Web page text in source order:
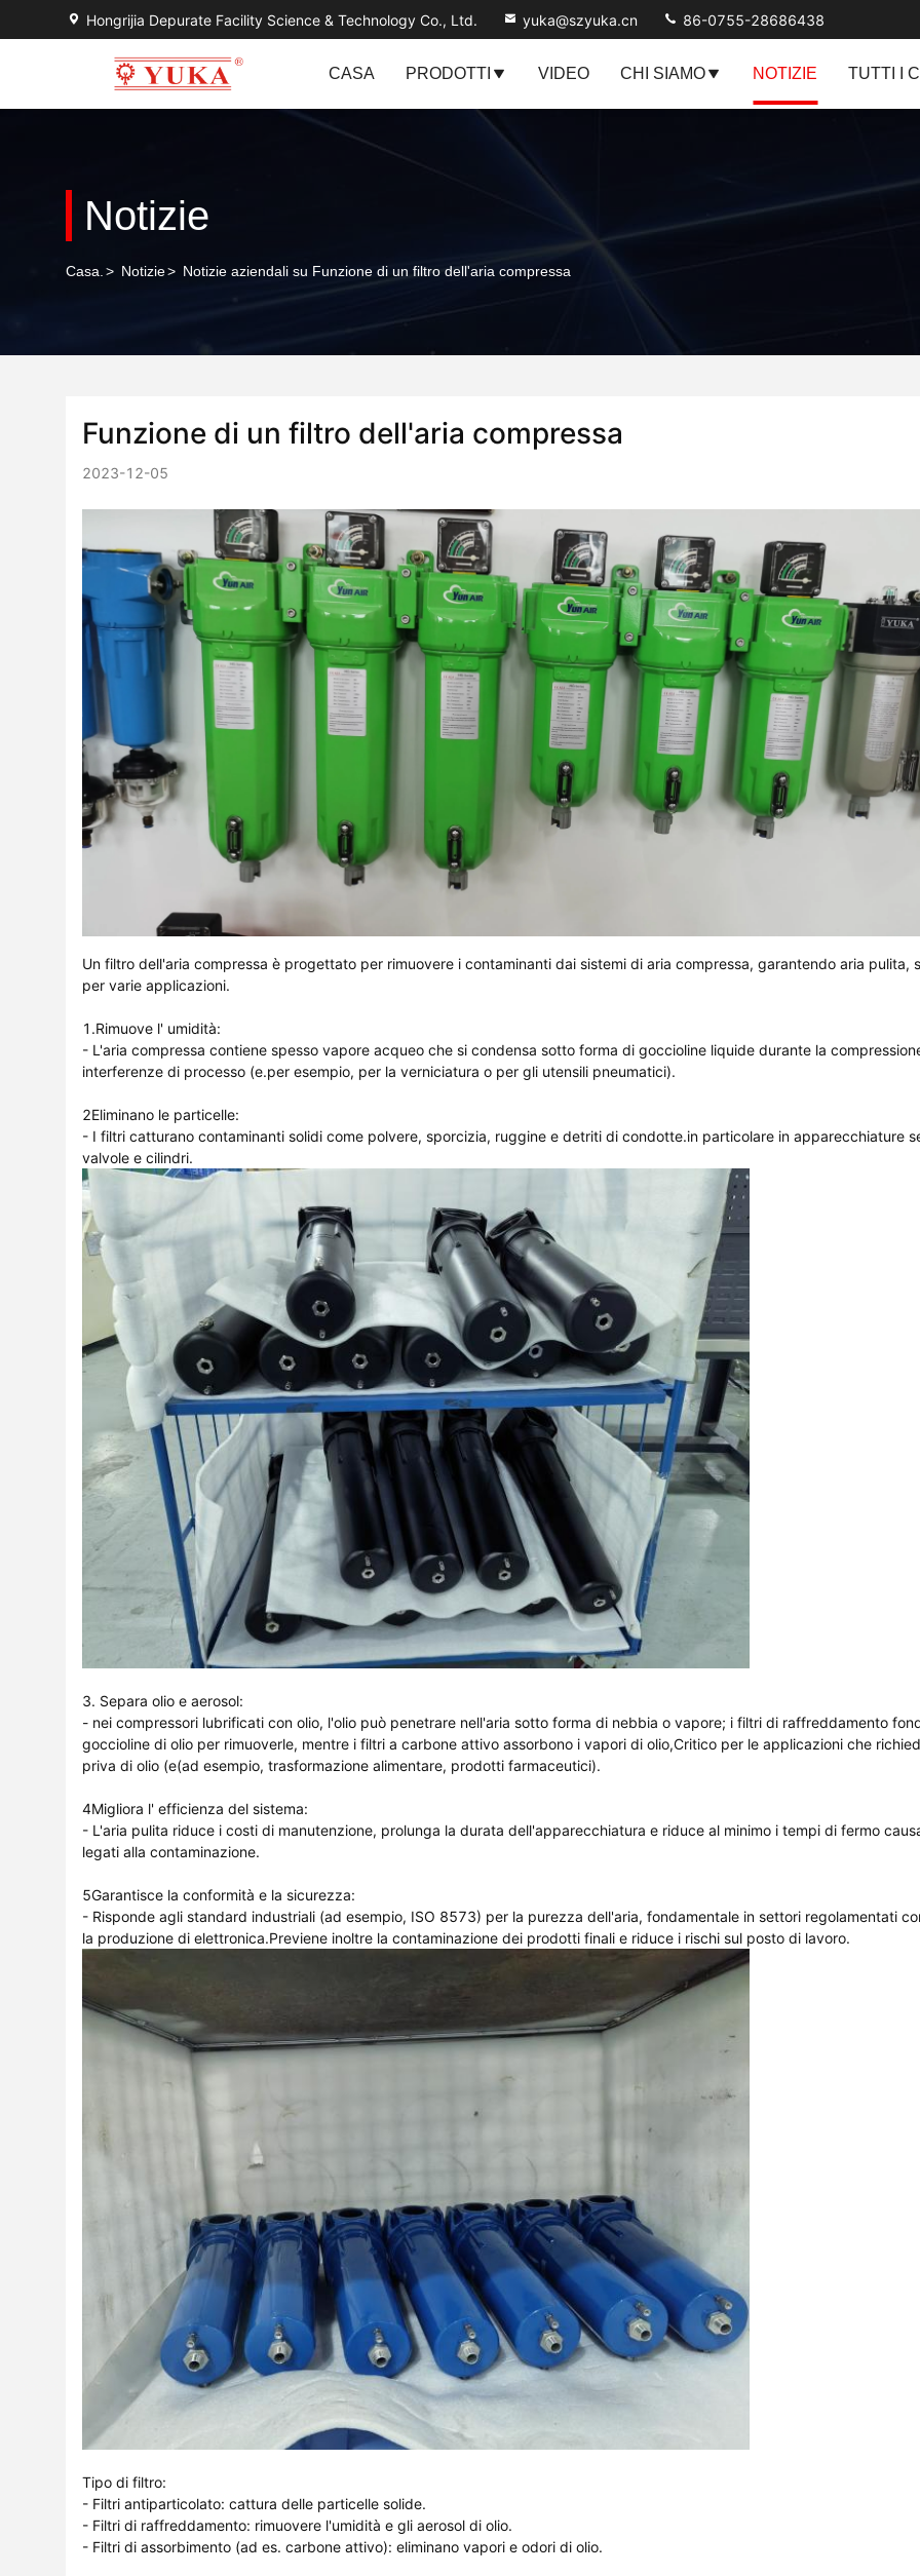
Hongrijia Depurate Facility Science & Technology Co., Ltd. yuka@szyuka.cn 86-0755-28686438
CASA PRODOTTI VIDEO CHI SIAMO NOTIZIE TUTTI I
Notizie
Casa. > Notizie> Notizie aziendali su Funzione di un filtro dell'aria compressa
Funzione di un filtro dell'aria compressa
2023-12-05
Un filtro dell'aria compressa è progettato per rimuovere i contaminanti dai sistemi di aria compressa, garantendo aria pulita,
per varie applicazioni.
1.Rimuove l' umidità:
- L'aria compressa contiene spesso vapore acqueo che si condensa sotto forma di goccioline liquide durante la
interferenze di processo (e.per esempio, per la verniciatura o per gli utensili pneumatici).
2Eliminano le particelle:
- I filtri catturano contaminanti solidi come polvere, sporcizia, ruggine e detriti di condotte.in particolare in apparecchiature
valvole e cilindri.
3. Separa olio e aerosol:
- nei compressori lubrificati con olio, l'olio può penetrare nell'aria sotto forma di nebbia o vapore; i filtri di raffreddamento
goccioline di olio per rimuoverle, mentre i filtri a carbone attivo assorbono i vapori di olio,Critico per le applicazioni che
priva di olio (e(ad esempio, trasformazione alimentare, prodotti farmaceutici).
4Migliora l' efficienza del sistema:
- L'aria pulita riduce i costi di manutenzione, prolunga la durata dell'apparecchiatura e riduce al minimo i tempi di fermo
legati alla contaminazione.
5Garantisce la conformità e la sicurezza:
- Risponde agli standard industriali (ad esempio, ISO 8573) per la purezza dell'aria, fondamentale in settori regolamentati
la produzione di elettronica.Previene inoltre la contaminazione dei prodotti finali e riduce i rischi sul posto di lavoro.
Tipo di filtro:
- Filtri antiparticolato: cattura delle particelle solide.
- Filtri di raffreddamento: rimuovere l'umidità e gli aerosol di olio.
- Filtri di assorbimento (ad es. carbone attivo): eliminano vapori e odori di olio.